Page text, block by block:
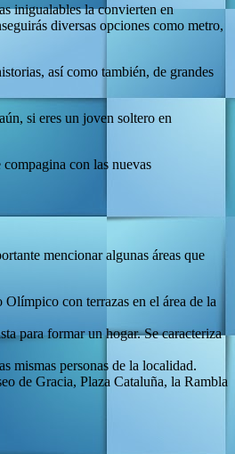
inigualables la convierten en
diversas opciones como metro,
así como también, de grandes
si eres un joven soltero en
con las nuevas
mencionar algunas áreas que
con terrazas en el área de la
para formar un hogar. Se caracteriza
mismas personas de la localidad.
de Gracia, Plaza Cataluña, la Rambla